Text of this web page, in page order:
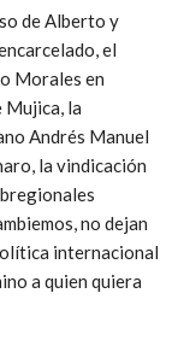
de Alberto y
el
Morales en
Mujica, la
Andrés Manuel
la vindicación
no dejan
internacional
a quien quiera